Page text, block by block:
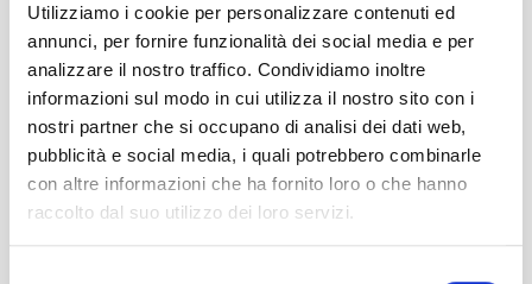
Utilizziamo i cookie per personalizzare contenuti ed
annunci, per fornire funzionalità dei social media e per
analizzare il nostro traffico. Condividiamo inoltre
informazioni sul modo in cui utilizza il nostro sito con i
nostri partner che si occupano di analisi dei dati web,
pubblicità e social media, i quali potrebbero combinarle
con altre informazioni che ha fornito loro o che hanno
raccolto dal suo utilizzo dei loro servizi.
THE LAGOON OF GRADO
FIND OUT MORE